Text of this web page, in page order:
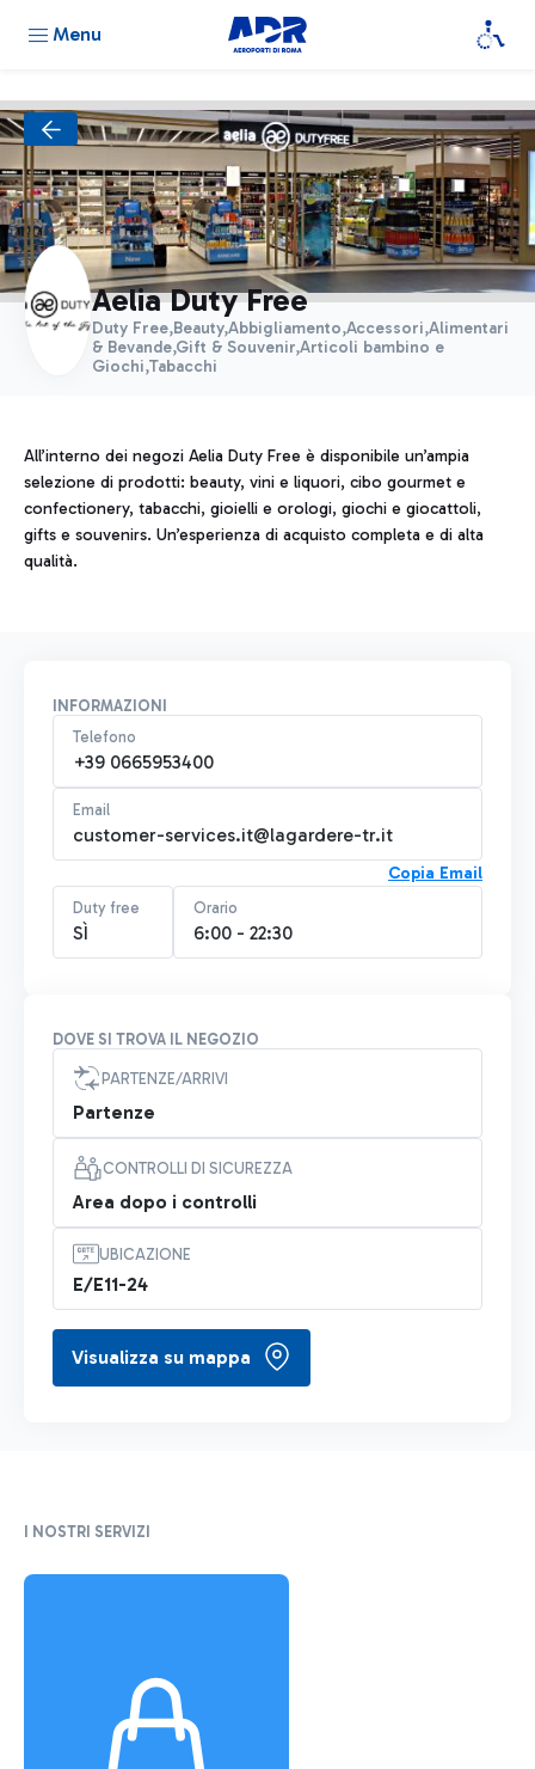
Menu
Aelia Duty Free
Duty Free,Beauty,Abbigliamento,Accessori,Alimentari
& Bevande,Gift & Souvenir,Articoli bambino e
Giochi,Tabacchi
All’interno dei negozi Aelia Duty Free è disponibile un’ampia
selezione di prodotti: beauty, vini e liquori, cibo gourmet e
confectionery, tabacchi, gioielli e orologi, giochi e giocattoli,
gifts e souvenirs. Un’esperienza di acquisto completa e di alta
qualità.
INFORMAZIONI
Telefono
+39 0665953400
Email
customer-services.it@lagardere-tr.it
Copia Email
Duty free
SÌ
Orario
6:00 - 22:30
DOVE SI TROVA IL NEGOZIO
PARTENZE/ARRIVI
Partenze
CONTROLLI DI SICUREZZA
Area dopo i controlli
UBICAZIONE
E/E11-24
Visualizza su mappa
I NOSTRI SERVIZI